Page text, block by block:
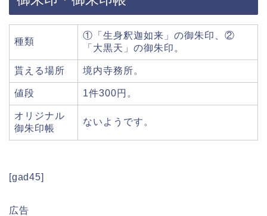
種類
①「生身釈迦如来」の御朱印、②
「大黒天」の御朱印。
貰える場所 境内寺務所。
値段 1件300円。
オリジナル
御朱印帳
ないようです。
[gad45]
広告